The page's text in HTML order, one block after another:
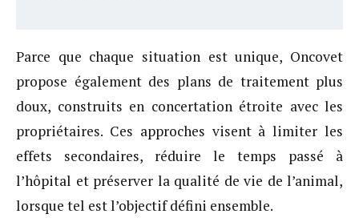
Parce que chaque situation est unique, Oncovet
propose également des plans de traitement plus
doux, construits en concertation étroite avec les
propriétaires. Ces approches visent à limiter les
effets secondaires, réduire le temps passé à
l’hôpital et préserver la qualité de vie de l’animal,
lorsque tel est l’objectif défini ensemble.